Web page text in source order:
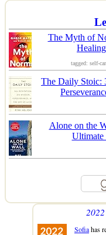
The Myth of
tagged: self-
The Daily Stoic:
Alone on the
Ultimate
Sofiahas